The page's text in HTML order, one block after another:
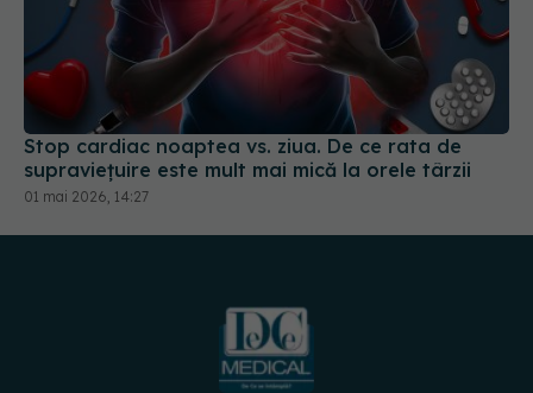
Stop cardiac noaptea vs. ziua. De ce rata de
supraviețuire este mult mai mică la orele târzii
01 mai 2026, 14:27
DESCARCĂ APLICAȚIA